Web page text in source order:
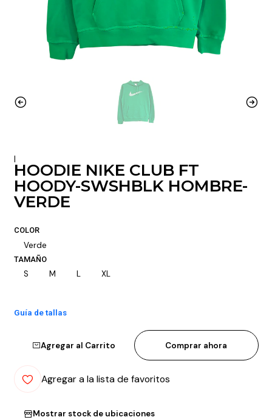
|
HOODIE NIKE CLUB FT
HOODY-SWSHBLK HOMBRE-
VERDE
COLOR
Verde
TAMAÑO
S M L XL
Guía de tallas
Agregar al Carrito Comprar ahora
Agregar a la lista de favoritos
Mostrar stock de ubicaciones